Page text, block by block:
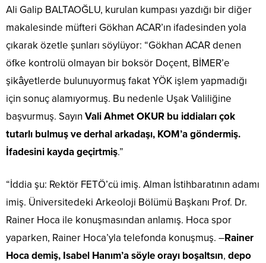
Ali Galip BALTAOĞLU, kurulan kumpası yazdığı bir diğer
makalesinde müfteri Gökhan ACAR’ın ifadesinden yola
çıkarak özetle şunları söylüyor: “Gökhan ACAR denen
öfke kontrolü olmayan bir boksör Doçent, BİMER’e
şikâyetlerde bulunuyormuş fakat YÖK işlem yapmadığı
için sonuç alamıyormuş. Bu nedenle Uşak Valiliğine
başvurmuş. Sayın Vali Ahmet OKUR bu iddiaları çok
tutarlı bulmuş ve derhal arkadaşı, KOM’a göndermiş.
İfadesini kayda geçirtmiş.”
“İddia şu: Rektör FETÖ’cü imiş. Alman İstihbaratının adamı
imiş. Üniversitedeki Arkeoloji Bölümü Başkanı Prof. Dr.
Rainer Hoca ile konuşmasından anlamış. Hoca spor
yaparken, Rainer Hoca’yla telefonda konuşmuş. –Rainer
Hoca demiş, Isabel Hanım’a söyle orayı boşaltsın, depo